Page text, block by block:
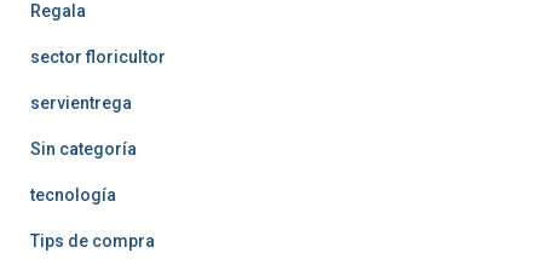
Regala
sector floricultor
servientrega
Sin categoría
tecnología
Tips de compra